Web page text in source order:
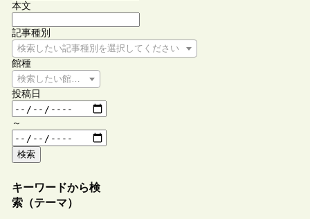
本文
記事種別
検索したい記事種別を選択してください
館種
検索したい館種を選択してください
投稿日
～
検索
キーワードから検
索（テーマ）